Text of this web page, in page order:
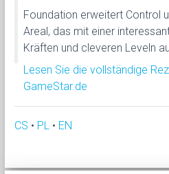
Foundation erweitert Control
Areal, das mit einer
Kräften und cleveren Leveln
Lesen Sie die vollständige
GameStar.de
CS • PL • EN